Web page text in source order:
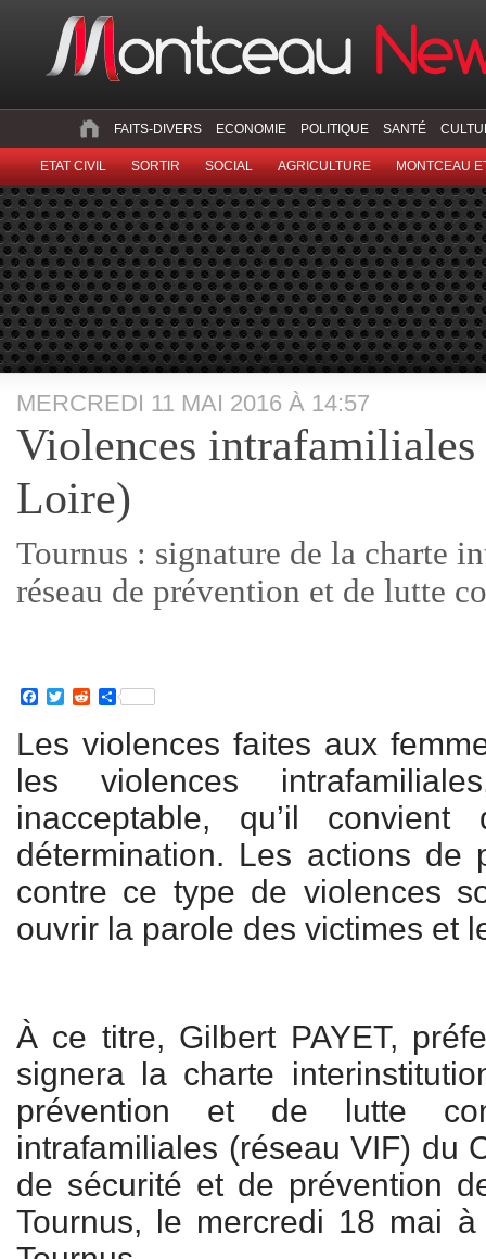
FAITS-DIVERS ECONOMIE POLITIQUE SANTÉ
ETAT CIVIL SORTIR SOCIAL AGRICULTURE MONTCEAU
MERCREDI 11 MAI 2016 À 14:57
Violences intrafamiliales
Loire)
Tournus : signature de la charte
réseau de prévention et de lutte
Facebook
TwitterRedditPartager
Les violences faites aux
les violences
inacceptable, qu’il
détermination. Les actions de
contre ce type de violences
ouvrir la parole des victimes et
À ce titre, Gilbert PAYET,
signera la charte
prévention et de lutte
intrafamiliales (réseau VIF) du
de sécurité et de prévention
Tournus, le mercredi 18 mai